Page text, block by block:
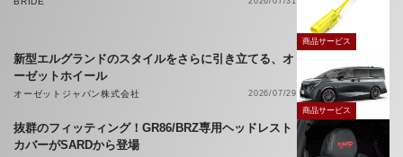
商品サービス
新型エルグランドのスタイルをさらに引き立てる、オ
ーゼットホイール
オーゼットジャパン株式会社
2026/07/29
商品サービス
抜群のフィッティング！GR86/BRZ専用ヘッドレスト
カバーがSARDから登場